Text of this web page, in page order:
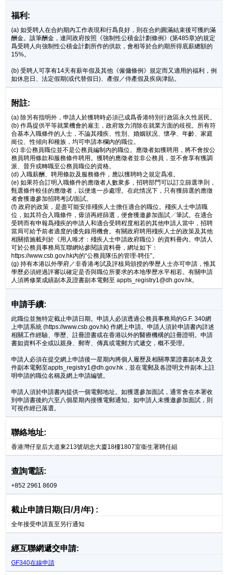
福利:
(a) 如受聘人在合約期內工作表現和行爲良好，則在合約圓滿結束後可獲約滿
酬金。該筆酬金，連同政府按照《強制性公積金計劃條例》(第485章)的規定
爲受聘人向強制性公積金計劃所作的供款，會相等於合約期所得底薪總額的
15%。
(b) 受聘人可享有14天有薪年假及其他《僱傭條例》規定而又適用的福利，例
如休息日、法定假期(或代替假日)、產假／侍產假及疾病津貼。
附註:
(a) 除另有指明外，申請人於獲聘時必須已成爲香港特別行政區永久性居民。
(b) 作爲提供平等就業機會的雇主，政府致力消除在就業方面的歧視。所有符
合基本入職條件的人士，不論其殘疾、性別、婚姻狀况、懷孕、年齡、家庭
崗位、性傾向和種族，均可申請本欄內的職位。
(c) 非公務員職位並不是公務員編制內的職位。應徵者如獲聘用，將不會按公
務員聘用條款和服務條件聘用。獲聘的應徵者並非公務員，並不會享有獲調
派、晉升或轉職至公務員職位的資格。
(d) 入職薪酬、聘用條款及服務條件，應以獲聘時之規定爲准。
(e) 如果符合訂明入職條件的應徵者人數衆多，招聘部門可以訂立篩選準則，
甄選條件較佳的應徵者，以便進一步處理。在此情况下，只有獲篩選的應徵
者會獲邀參加招聘考試/面試。
(f) 政府的政策，是盡可能安排殘疾人士擔任適合的職位。殘疾人士申請職
位，如其符合入職條件，毋須再經篩選，便會獲邀參加面試╱筆試。在適合
受聘而有申報爲殘疾的申請人和適合受聘程度相若的其他申請人當中，招聘
當局可給予前者適度的優先錄用機會。有關政府聘用殘疾人士的政策及其他
相關措施載列於《用人唯才：殘疾人士申請政府職位》的資料冊內。申請人
可於公務員事務局互聯網站參閱該資料冊，網址如下：
https://www.csb.gov.hk內的“公務員隊伍的管理-聘任”。
(g) 持有本港以外學府／非香港考試及評核局頒授的學歷人士亦可申請，惟其
學歷必須經過評審以確定是否與職位所要求的本地學歷水平相若。有關申請
人須將修業成績副本及證書副本電郵至 appts_registry1@dh.gov.hk。
申請手續:
此職位並無特定截止申請日期。申請人必須透過公務員事務局的G.F. 340網
上申請系統 (https://www.csb.gov.hk) 作網上申請。申請人須於申請書內詳述
相關工作經驗、學歷、註冊證書或在香港以外的醫療機構的註冊證明。申請
書如資料不全或以親身、郵寄、傳真或電郵方式遞交，概不受理。
申請人必須在提交網上申請後一星期內將個人履歷及相關專業證書副本及文
件副本電郵至appts_registry1@dh.gov.hk，並在電郵及各證明文件副本上註
明申請的職位名稱及網上申請編號。
申請人須於申請書內提供一個電郵地址。如獲選參加面試，通常會在本署收
到申請書後約六至八個星期內接獲電郵通知。如申請人未獲邀參加面試，則
可視作經已落選。
聯絡地址:
香港灣仔皇后大道東213號胡忠大廈18樓1807室衞生署聘任組
查詢電話:
+852 2961 8609
截止申請日期(日/月/年) :
全年接受申請直至另行通知
經互聯網遞交申請:
GF340在線申請